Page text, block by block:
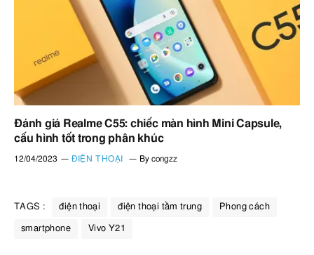
Đánh giá Realme C55: chiếc màn hình Mini Capsule,
cấu hình tốt trong phân khúc
12/04/2023 ĐIỆN THOẠI By congzz
TAGS : điện thoại điện thoại tầm trung Phong cách
smartphone Vivo Y21